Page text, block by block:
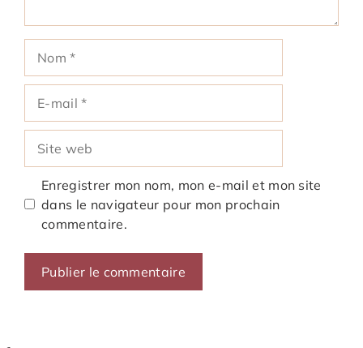
mail
web
Enregistrer mon nom, mon e-mail et mon site
dans le navigateur pour mon prochain
commentaire.